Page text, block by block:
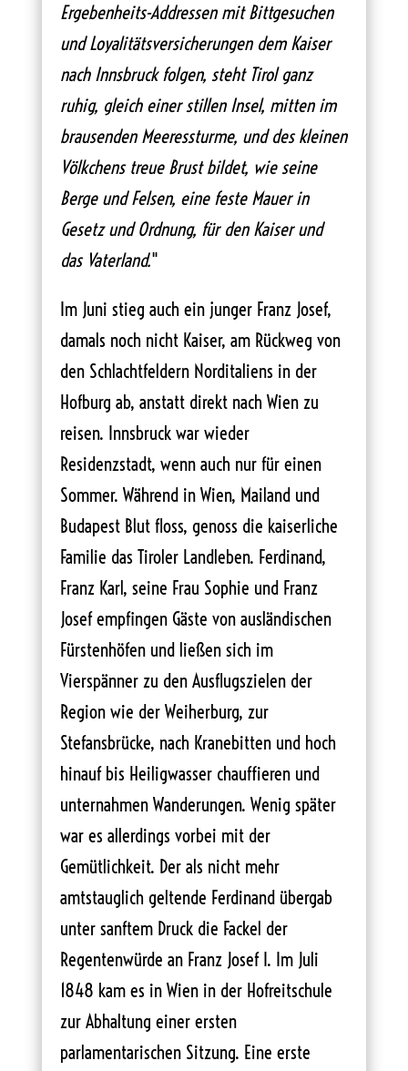
Ergebenheits-Addressen mit Bittgesuchen
und Loyalitätsversicherungen dem Kaiser
nach Innsbruck folgen, steht Tirol ganz
ruhig, gleich einer stillen Insel, mitten im
brausenden Meeressturme, und des kleinen
Völkchens treue Brust bildet, wie seine
Berge und Felsen, eine feste Mauer in
Gesetz und Ordnung, für den Kaiser und
das Vaterland."
Im Juni stieg auch ein junger Franz Josef,
damals noch nicht Kaiser, am Rückweg von
den Schlachtfeldern Norditaliens in der
Hofburg ab, anstatt direkt nach Wien zu
reisen. Innsbruck war wieder
Residenzstadt, wenn auch nur für einen
Sommer. Während in Wien, Mailand und
Budapest Blut floss, genoss die kaiserliche
Familie das Tiroler Landleben. Ferdinand,
Franz Karl, seine Frau Sophie und Franz
Josef empfingen Gäste von ausländischen
Fürstenhöfen und ließen sich im
Vierspänner zu den Ausflugszielen der
Region wie der Weiherburg, zur
Stefansbrücke, nach Kranebitten und hoch
hinauf bis Heiligwasser chauffieren und
unternahmen Wanderungen. Wenig später
war es allerdings vorbei mit der
Gemütlichkeit. Der als nicht mehr
amtstauglich geltende Ferdinand übergab
unter sanftem Druck die Fackel der
Regentenwürde an Franz Josef I. Im Juli
1848 kam es in Wien in der Hofreitschule
zur Abhaltung einer ersten
parlamentarischen Sitzung. Eine erste